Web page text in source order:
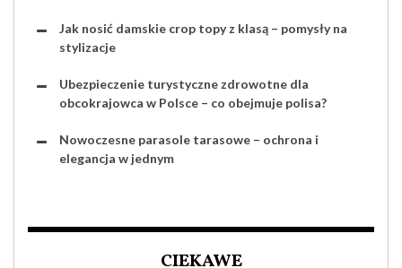
Jak nosić damskie crop topy z klasą – pomysły na
stylizacje
Ubezpieczenie turystyczne zdrowotne dla
obcokrajowca w Polsce – co obejmuje polisa?
Nowoczesne parasole tarasowe – ochrona i
elegancja w jednym
CIEKAWE